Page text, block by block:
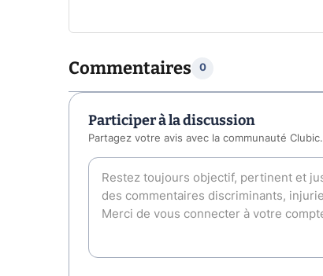
Commentaires 0
Participer à la discussion
Partagez votre avis avec la communauté Clubic.